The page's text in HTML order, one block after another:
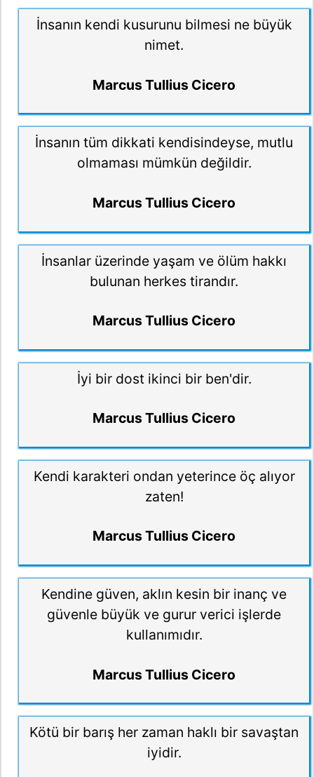
İnsanın kendi kusurunu bilmesi ne büyük
nimet.
Marcus Tullius Cicero
İnsanın tüm dikkati kendisindeyse, mutlu
olmaması mümkün değildir.
Marcus Tullius Cicero
İnsanlar üzerinde yaşam ve ölüm hakkı
bulunan herkes tirandır.
Marcus Tullius Cicero
İyi bir dost ikinci bir ben'dir.
Marcus Tullius Cicero
Kendi karakteri ondan yeterince öç alıyor
zaten!
Marcus Tullius Cicero
Kendine güven, aklın kesin bir inanç ve
güvenle büyük ve gurur verici işlerde
kullanımıdır.
Marcus Tullius Cicero
Kötü bir barış her zaman haklı bir savaştan
iyidir.